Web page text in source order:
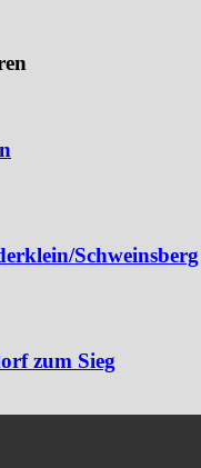
Schweinsberg
zum Sieg